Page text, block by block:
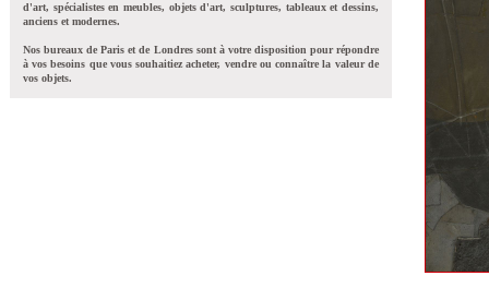
d'art, spécialistes en meubles, objets d'art, sculptures, tableaux et dessins,
anciens et modernes.
Nos bureaux de Paris et de Londres sont à votre disposition pour répondre
à vos besoins que vous souhaitiez acheter, vendre ou connaître la valeur de
vos objets.